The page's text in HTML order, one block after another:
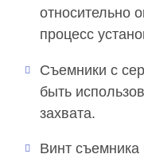
относительно
процесс
Съемники с
быть
захвата.
Винт съемника